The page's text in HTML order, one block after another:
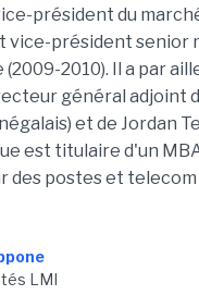
président du
vice-président senior
2010).
Il a par
général adjoint
et de Jordan
est titulaire d'un
des postes et telecom
LMI